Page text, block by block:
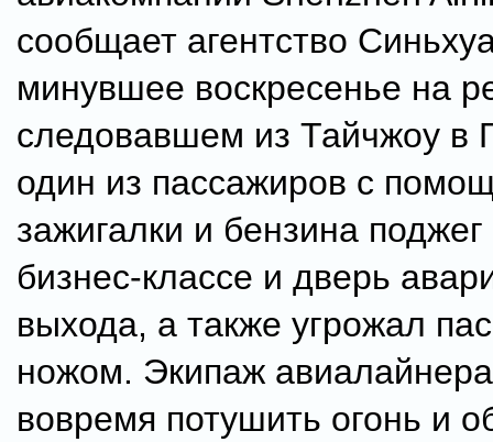
сообщает агентство
минувшее воскресенье на
следовавшем из Тайчжоу в
один из пассажиров с
зажигалки и бензина
бизнес-классе и дверь
выхода, а также угрожал
ножом. Экипаж
вовремя потушить огонь и